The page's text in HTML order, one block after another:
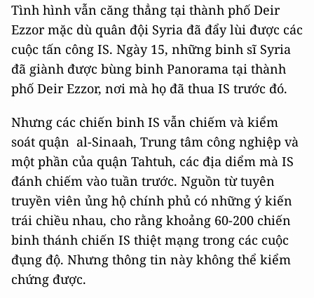
Tình hình vẫn căng thẳng tại thành phố Deir
Ezzor mặc dù quân đội Syria đã đẩy lùi được các
cuộc tấn công IS. Ngày 15, những binh sĩ Syria
đã giành được bùng binh Panorama tại thành
phố Deir Ezzor, nơi mà họ đã thua IS trước đó.
Nhưng các chiến binh IS vẫn chiếm và kiểm
soát quận al-Sinaah, Trung tâm công nghiệp và
một phần của quận Tahtuh, các địa diểm mà IS
đánh chiếm vào tuần trước. Nguồn từ tuyên
truyền viên ủng hộ chính phủ có những ý kiến
trái chiều nhau, cho rằng khoảng 60-200 chiến
binh thánh chiến IS thiệt mạng trong các cuộc
đụng độ. Nhưng thông tin này không thể kiểm
chứng được.